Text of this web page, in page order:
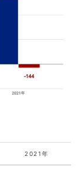
2021年